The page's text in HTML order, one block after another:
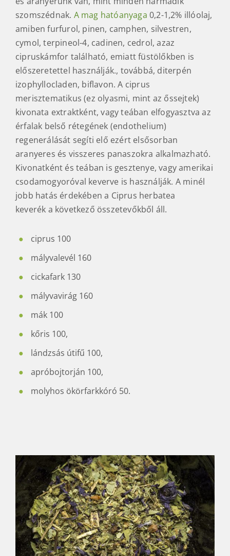
szomszédnak. A mag hatóanyaga 0,2-1,2% illóolaj,
amiben furfurol, pinen, camphen, silvestren,
cymol, terpineol-4, cadinen, cedrol, azaz
cipruskámfor található, emiatt füstölőkben is
előszeretettel használják., továbbá, diterpén
izophyllocladen, biflavon. A ciprus
merisztematikus (ez olyasmi, mint az őssejtek)
kivonata extraktként, vagy teában elfogyasztva az
érfalak belső rétegének (endothelium)
regenerálását segíti elő ezért elsősorban
aranyeres és visszeres panaszokra alkalmazható.
Kivonatként és teában is gesztenye, vagy amerikai
csodamogyoróval keverve is használják. A minél
jobb hatás érdekében a Ciprus herbatea
keverék a következő összetevőkből áll.
ciprus 100
mályvalevél 160
cickafark 130
mályvavirág 160
mák 100
kőris 100,
lándzsás útifű 100,
apróbojtorján 100,
molyhos ökörfarkkóró 50.